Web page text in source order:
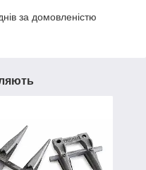
за домовленістю